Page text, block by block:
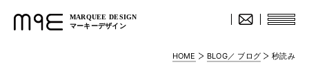
MARQUEE DESIGN
マーキーデザイン
HOME BLOG／ ブログ 秒読み